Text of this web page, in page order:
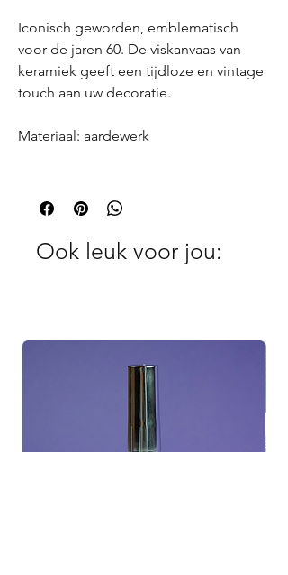
Iconisch geworden, emblematisch
voor de jaren 60. De viskanvaas van
keramiek geeft een tijdloze en vintage
touch aan uw decoratie.
Materiaal: aardewerk
Ook leuk voor jou: